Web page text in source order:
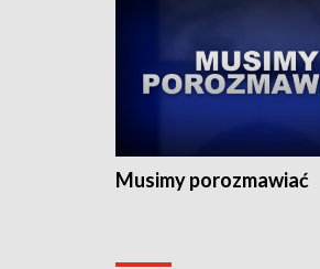
Musimy porozmawiać